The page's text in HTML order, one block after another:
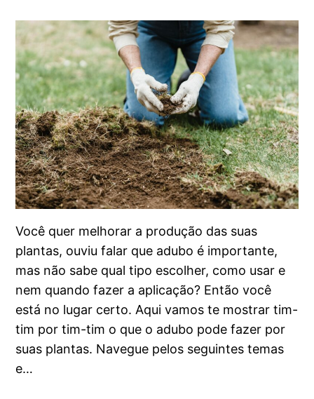
Você quer melhorar a produção das suas
plantas, ouviu falar que adubo é importante,
mas não sabe qual tipo escolher, como usar e
nem quando fazer a aplicação? Então você
está no lugar certo. Aqui vamos te mostrar tim-
tim por tim-tim o que o adubo pode fazer por
suas plantas. Navegue pelos seguintes temas
e…